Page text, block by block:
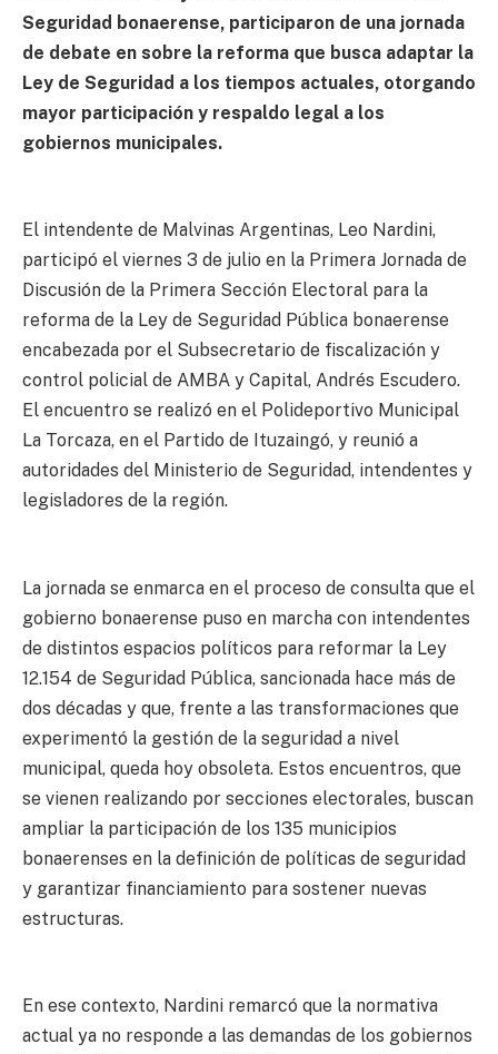
Seguridad bonaerense, participaron de una jornada
de debate en sobre la reforma que busca adaptar la
Ley de Seguridad a los tiempos actuales, otorgando
mayor participación y respaldo legal a los
gobiernos municipales.
El intendente de Malvinas Argentinas, Leo Nardini,
participó el viernes 3 de julio en la Primera Jornada de
Discusión de la Primera Sección Electoral para la
reforma de la Ley de Seguridad Pública bonaerense
encabezada por el Subsecretario de fiscalización y
control policial de AMBA y Capital, Andrés Escudero.
El encuentro se realizó en el Polideportivo Municipal
La Torcaza, en el Partido de Ituzaingó, y reunió a
autoridades del Ministerio de Seguridad, intendentes y
legisladores de la región.
La jornada se enmarca en el proceso de consulta que el
gobierno bonaerense puso en marcha con intendentes
de distintos espacios políticos para reformar la Ley
12.154 de Seguridad Pública, sancionada hace más de
dos décadas y que, frente a las transformaciones que
experimentó la gestión de la seguridad a nivel
municipal, queda hoy obsoleta. Estos encuentros, que
se vienen realizando por secciones electorales, buscan
ampliar la participación de los 135 municipios
bonaerenses en la definición de políticas de seguridad
y garantizar financiamiento para sostener nuevas
estructuras.
En ese contexto, Nardini remarcó que la normativa
actual ya no responde a las demandas de los gobiernos